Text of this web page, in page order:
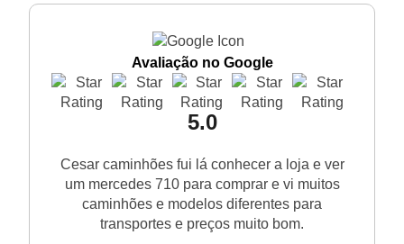
Avaliação no Google
5.0
Cesar caminhões fui lá conhecer a loja e ver
um mercedes 710 para comprar e vi muitos
caminhões e modelos diferentes para
transportes e preços muito bom.